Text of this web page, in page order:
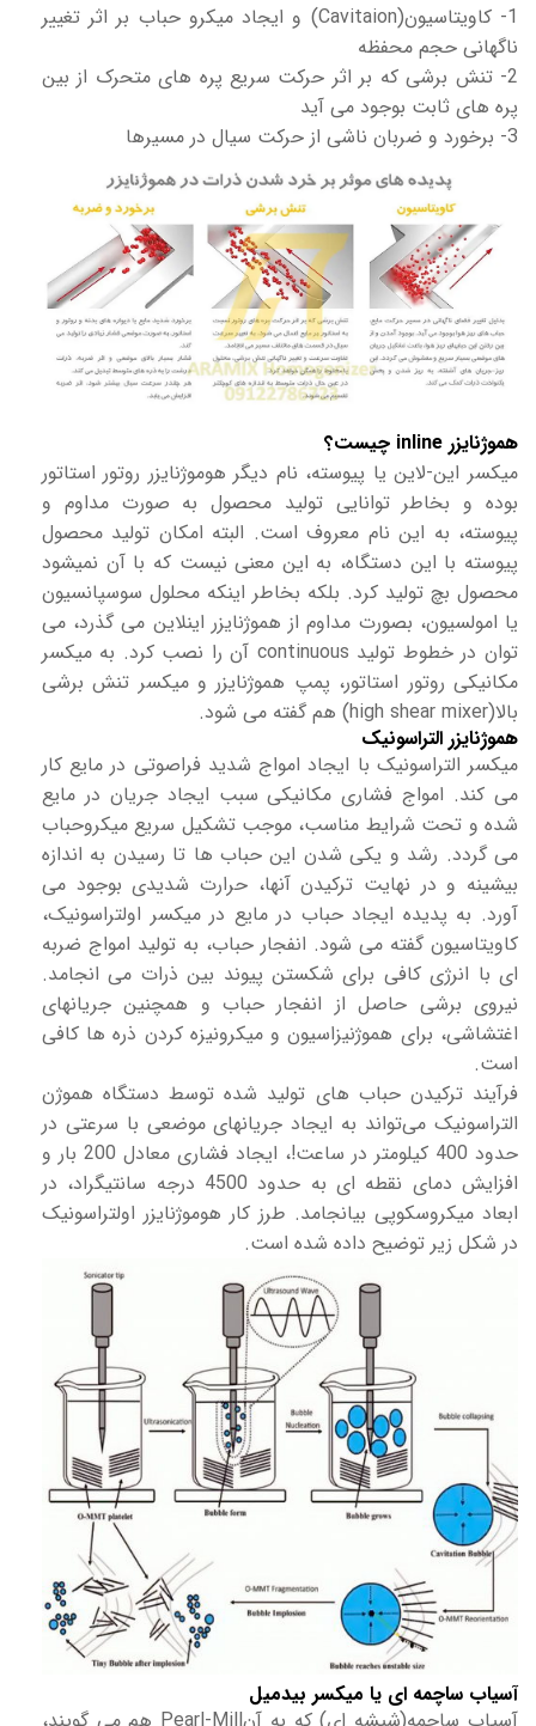
1- کاویتاسیون(Cavitaion) و ایجاد میکرو حباب بر اثر تغییر
ناگهانی حجم محفظه
2- تنش برشی که بر اثر حرکت سریع پره های متحرک از بین
پره های ثابت بوجود می آید
3- برخورد و ضربان ناشی از حرکت سیال در مسیرها
هموژنایزر inline چیست؟
میکسر این-لاین یا پیوسته، نام دیگر هوموژنایزر روتور استاتور
بوده و بخاطر توانایی تولید محصول به صورت مداوم و
پیوسته، به این نام معروف است. البته امکان تولید محصول
پیوسته با این دستگاه، به این معنی نیست که با آن نمیشود
محصول بچ تولید کرد. بلکه بخاطر اینکه محلول سوسپانسیون
یا امولسیون، بصورت مداوم از هموژنایزر اینلاین می گذرد، می
توان در خطوط تولید continuous آن را نصب کرد. به میکسر
مکانیکی روتور استاتور، پمپ هموژنایزر و میکسر تنش برشی
بالا(high shear mixer) هم گفته می شود.
هموژنایزر التراسونیک
میکسر التراسونیک با ایجاد امواج شدید فراصوتی در مایع کار
می کند. امواج فشاری مکانیکی سبب ایجاد جریان در مایع
شده و تحت شرایط مناسب، موجب تشکیل سریع میکروحباب
می گردد. رشد و یکی شدن این حباب ها تا رسیدن به اندازه
بیشینه و در نهایت ترکیدن آنها، حرارت شدیدی بوجود می
آورد. به پدیده ایجاد حباب در مایع در میکسر اولتراسونیک،
کاویتاسیون گفته می شود. انفجار حباب، به تولید امواج ضربه
ای با انرژی کافی برای شکستن پیوند بین ذرات می انجامد.
نیروی برشی حاصل از انفجار حباب و همچنین جریانهای
اغتشاشی، برای هموژنیزاسیون و میکرونیزه کردن ذره ها کافی
است.
فرآیند ترکیدن حباب های تولید شده توسط دستگاه هموژن
التراسونیک می‌تواند به ایجاد جریانهای موضعی با سرعتی در
حدود 400 کیلومتر در ساعت!، ایجاد فشاری معادل 200 بار و
افزایش دمای نقطه ای به حدود 4500 درجه سانتیگراد، در
ابعاد میکروسکوپی بیانجامد. طرز کار هوموژنایزر اولتراسونیک
در شکل زیر توضیح داده شده است.
آسیاب ساچمه ای یا میکسر بیدمیل